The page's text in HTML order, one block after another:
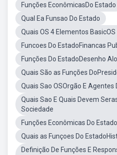
Funções EconômicasDo Estado
Qual Ea Funsao Do Estado
Quais OS 4 Elementos BasicOS
Funcoes Do EstadoFinancas
Funções Do EstadoDesenho
Quais São as Funções
Quais Sao OSOrgão E Agentes
Quais Sao E Quais Devem
Sociedade
Funções Econômicas Do
Quais as Funçoes Do
Definição De Funções E